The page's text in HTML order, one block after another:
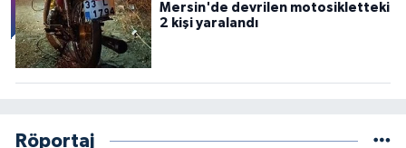
Mersin'de devrilen motosikletteki
2 kişi yaralandı
Röportaj